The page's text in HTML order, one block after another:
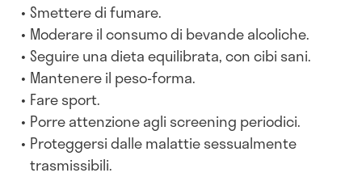
Smettere di fumare.
Moderare il consumo di bevande alcoliche.
Seguire una dieta equilibrata, con cibi sani.
Mantenere il peso-forma.
Fare sport.
Porre attenzione agli screening periodici.
Proteggersidalle malattie sessualmente
trasmissibili.